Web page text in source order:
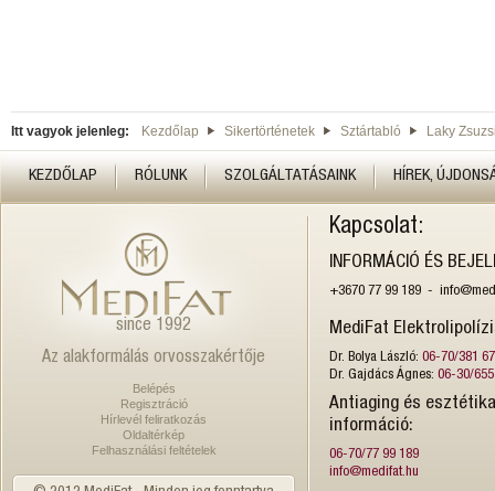
Itt vagyok jelenleg: Kezdőlap Sikertörténetek Sztártabló Laky
KEZDŐLAP RÓLUNK SZOLGÁLTATÁSAINK HÍREK,
since 1992
Az alakformálás orvosszakértője
Belépés
Regisztráció
Hírlevél feliratkozás
Oldaltérkép
Felhasználási feltételek
Kapcsolat:
INFORMÁCIÓ ÉS
+3670 77 99 189 -
MediFat
Dr. Bolya László: 06-70/381
Dr. Gajdács Ágnes: 06-30/
Antiaging és
információ:
06-70/77 99 189
info@medifat.hu